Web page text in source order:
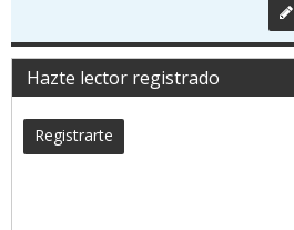
Hazte lector registrado
Registrarte